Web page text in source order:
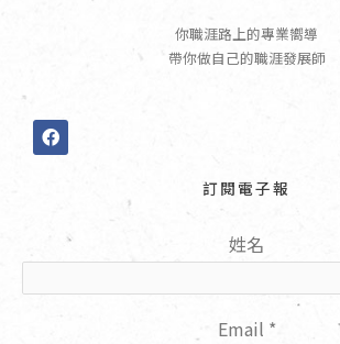
你職涯路上的專業嚮導
帶你做自己的職涯發展師
F
a
c
訂閱電子報
姓名
Email *